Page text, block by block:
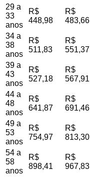
29 a
33
anos
R$
448,98
R$
483,66
34 a
38
anos
R$
511,83
R$
551,37
39 a
43
anos
R$
527,18
R$
567,91
44 a
48
anos
R$
641,87
R$
691,46
49 a
53
anos
R$
754,97
R$
813,30
54 a
58
anos
R$
898,41
R$
967,83